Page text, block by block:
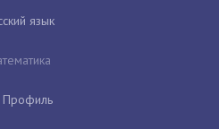
язык
Профиль